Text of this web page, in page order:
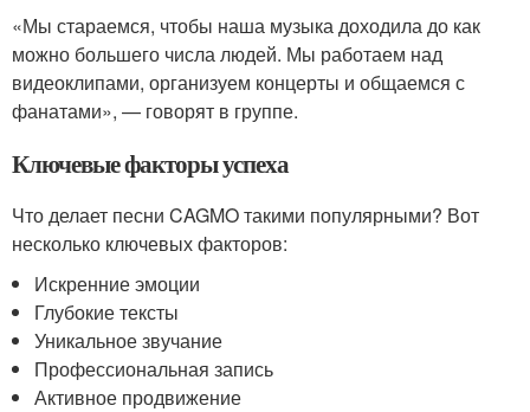
«Мы стараемся, чтобы наша музыка доходила до как
можно большего числа людей. Мы работаем над
видеоклипами, организуем концерты и общаемся с
фанатами», — говорят в группе.
Ключевые факторы успеха
Что делает песни CAGMO такими популярными? Вот
несколько ключевых факторов:
Искренние эмоции
Глубокие тексты
Уникальное звучание
Профессиональная запись
Активное продвижение